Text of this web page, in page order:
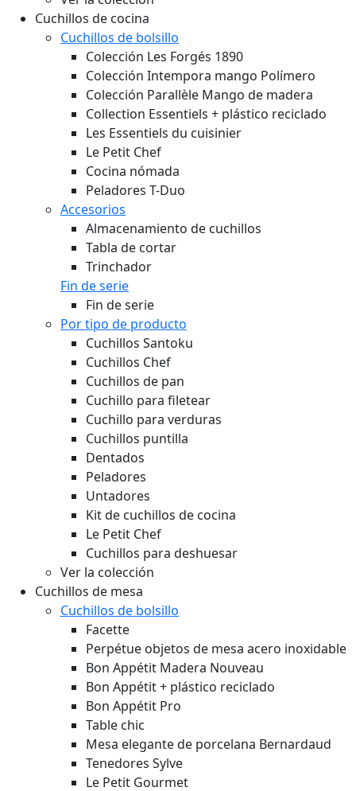
Cuchillos de cocina
Cuchillos de bolsillo
Colección Les Forgés 1890
Colección Intempora mango Polímero
Colección Parallèle Mango de madera
Collection Essentiels + plástico reciclado
Les Essentiels du cuisinier
Le Petit Chef
Cocina nómada
Peladores T-Duo
Accesorios
Almacenamiento de cuchillos
Tabla de cortar
Trinchador
Fin de serie
Fin de serie
Por tipo de producto
Cuchillos Santoku
Cuchillos Chef
Cuchillos de pan
Cuchillo para filetear
Cuchillo para verduras
Cuchillos puntilla
Dentados
Peladores
Untadores
Kit de cuchillos de cocina
Le Petit Chef
Cuchillos para deshuesar
Ver la colección
Cuchillos de mesa
Cuchillos de bolsillo
Facette
Perpétue objetos de mesa acero inoxidable
Bon Appétit Madera Nouveau
Bon Appétit + plástico reciclado
Bon Appétit Pro
Table chic
Mesa elegante de porcelana Bernardaud
Tenedores Sylve
Le Petit Gourmet